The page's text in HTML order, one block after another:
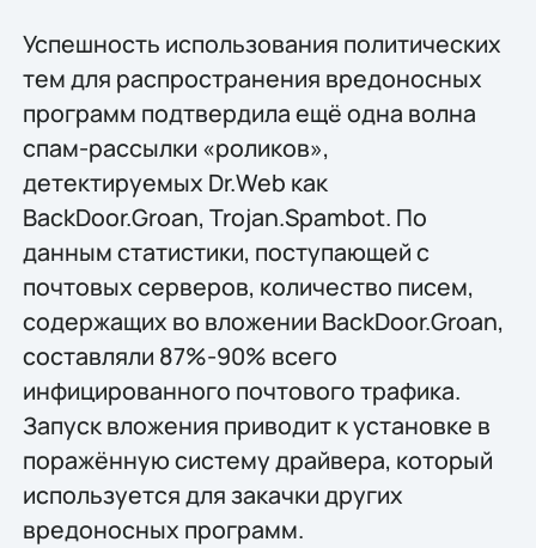
Успешность использования политических
тем для распространения вредоносных
программ подтвердила ещё одна волна
спам-рассылки «роликов»,
детектируемых Dr.Web как
BackDoor.Groan, Trojan.Spambot. По
данным статистики, поступающей с
почтовых серверов, количество писем,
содержащих во вложении BackDoor.Groan,
составляли 87%-90% всего
инфицированного почтового трафика.
Запуск вложения приводит к установке в
поражённую систему драйвера, который
используется для закачки других
вредоносных программ.